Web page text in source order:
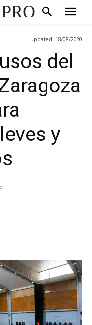
Updated: 18/08/2020
del
y
0